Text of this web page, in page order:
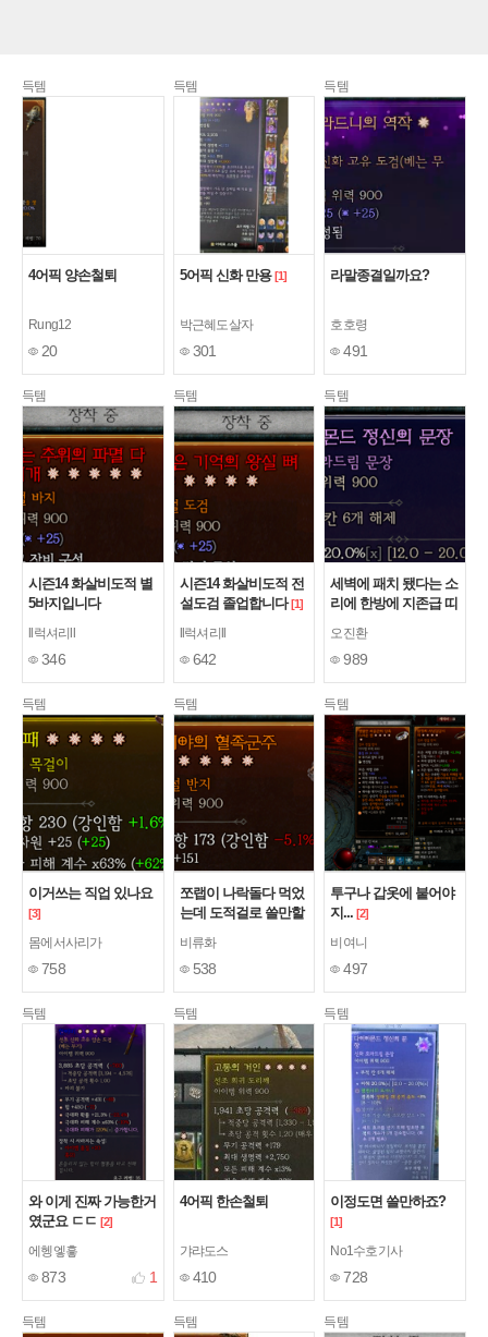
득템
4어픽 양손철퇴
Rung12
20
득템
5어픽 신화 만용 [1]
박근혜도살자
301
득템
라말종결일까요?
호호령
491
득템
시즌14 화살비도적 별
5바지입니다
ll럭셔리ll
346
득템
시즌14 화살비도적 전
설도검 졸업합니다 [1]
ll럭셔리ll
642
득템
세벽에 패치 됐다는 소
리에 한방에 지존급 띠
오진환
989
득템
이거쓰는 직업 있나요
[3]
몸에서사리가
758
득템
쪼랩이 나락돌다 먹었
는데 도적걸로 쓸만할
할까요?
비류화
538
득템
투구나 갑옷에 붙어야
지... [2]
비여니
497
득템
와 이게 진짜 가능한거
였군요 ㄷㄷ [2]
에헹엫흫
873 1
득템
4어픽 한손철퇴
갸랴도스
410
득템
이정도면 쓸만하죠?
[1]
No1수호기사
728
득템 득템 득템